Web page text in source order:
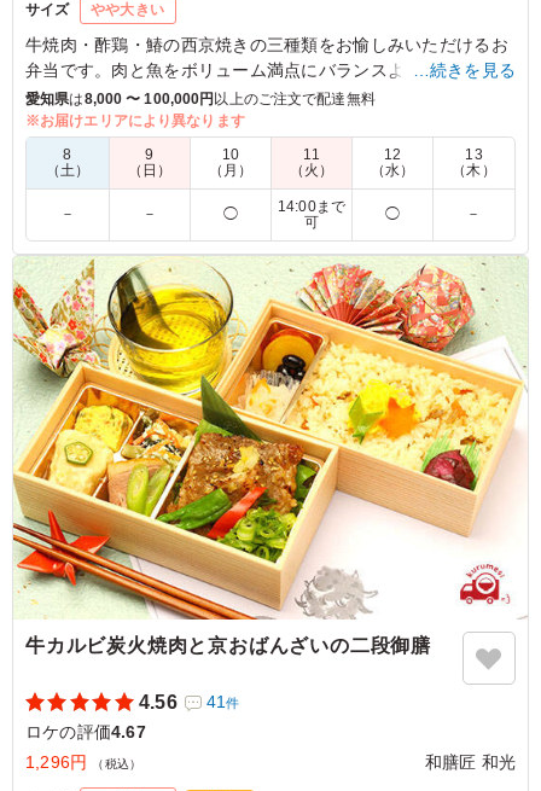
サイズ やや大きい
牛焼肉・酢鶏・鰆の西京焼きの三種類をお愉しみいただけるお
弁当です。肉と魚をボリューム満点にバランスよくお召し上が
りください。
4.5
色々な種類のおかずと副菜で満足感が高いお弁当です。ご
飯も２種類あるので、飽きることなく最後までいただくこ
とができます。副菜は一口ずつですが、どれも良い味つけ
で美味しいです。牛焼肉は薄めの味付けですが、酢鶏がし
っかりした味つけなので、ちょうど良いと思いました。小
さい桜餅も、小さいながら美味しくいただきました。
ご利用シーン：ロケ・撮影›ロケ
愛知県豊田市トヨタ町2025/11/03
…続きを見る
愛知県は8,000 〜 100,000円 以上のご注文で配達無料
※お届けエリアにより異なります
8
（土）
9
（日）
10
（月）
11
（火）
12
（水）
13
（木）
－ － ◯
14:00まで
可
◯ －
牛カルビ炭火焼肉と京おばんざいの二段御膳
4.56 41件
ロケの評価4.67
1,296円
（税込） 和膳匠 和光